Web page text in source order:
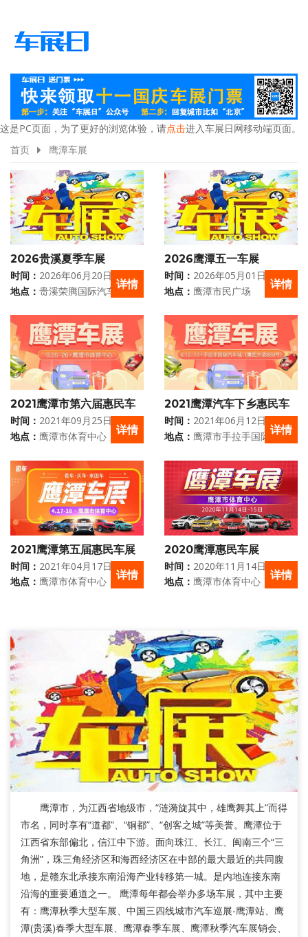
这是PC页面，为了更好的浏览体验，请点击进入车展日网移动端页面。
首页 鹰潭车展
2026贵溪夏季车展
时间： 2026年06月20日 - 06月
21日
地点： 贵溪荣腾国际汽车城详情
2026鹰潭五一车展
时间： 2026年05月01日 - 05月
03日
地点： 鹰潭市民广场 详情
2021鹰潭市第六届惠民车
展
时间： 2021年09月25日 - 09月
26日
地点： 鹰潭市体育中心 详情
2021鹰潭汽车下乡惠民车
展
时间： 2021年06月12日 - 06月
13日
地点： 鹰潭市手拉手国际汽车
详情
2021鹰潭第五届惠民车展
时间： 2021年04月17日 - 04月
18日
地点： 鹰潭市体育中心 详情
2020鹰潭惠民车展
时间： 2020年11月14日 - 11月
15日
地点： 鹰潭市体育中心 详情
鹰潭市，为江西省地级市，“涟漪旋其中，雄鹰舞其上”而得
市名，同时享有“道都”、“铜都”、“创客之城”等美誉。鹰潭位于
江西省东部偏北，信江中下游。面向珠江、长江、闽南三个“三
角洲”，珠三角经济区和海西经济区在中部的最大最近的共同腹
地，是赣东北承接东南沿海产业转移第一城。是内地连接东南
沿海的重要通道之一。 鹰潭每年都会举办多场车展，其中主要
有：鹰潭秋季大型车展、中国三四线城市汽车巡展-鹰潭站、鹰
潭(贵溪)春季大型车展、鹰潭春季车展、鹰潭秋季汽车展销会、